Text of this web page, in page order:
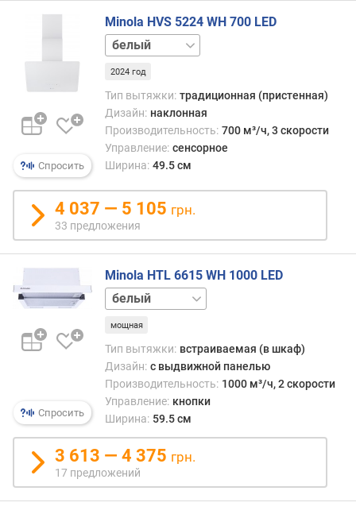
/
)
м
н
и
м
а
л
ь
й
у
р
о
ь
ш
у
м
Спросить
Minola HVS 5224 WH 700 LED
черный
2024 год
Тип вытяжки: традиционная (пристенная)
Дизайн: наклонная
Производительность: 700 м³/ч, 3 скорости
Управление: сенсорное
Ширина: 49.5 см
4 037 — 5 105 грн.
33 предложения
Спросить
Minola HTL 6615 WH 1000 LED
бежевый
нержавейка
черный
мощная
Тип вытяжки: встраиваемая (в шкаф)
Дизайн: с выдвижной панелью
Производительность: 1000 м³/ч, 2 скорости
Управление: кнопки
Ширина: 59.5 см
3 613 — 4 375 грн.
17 предложений